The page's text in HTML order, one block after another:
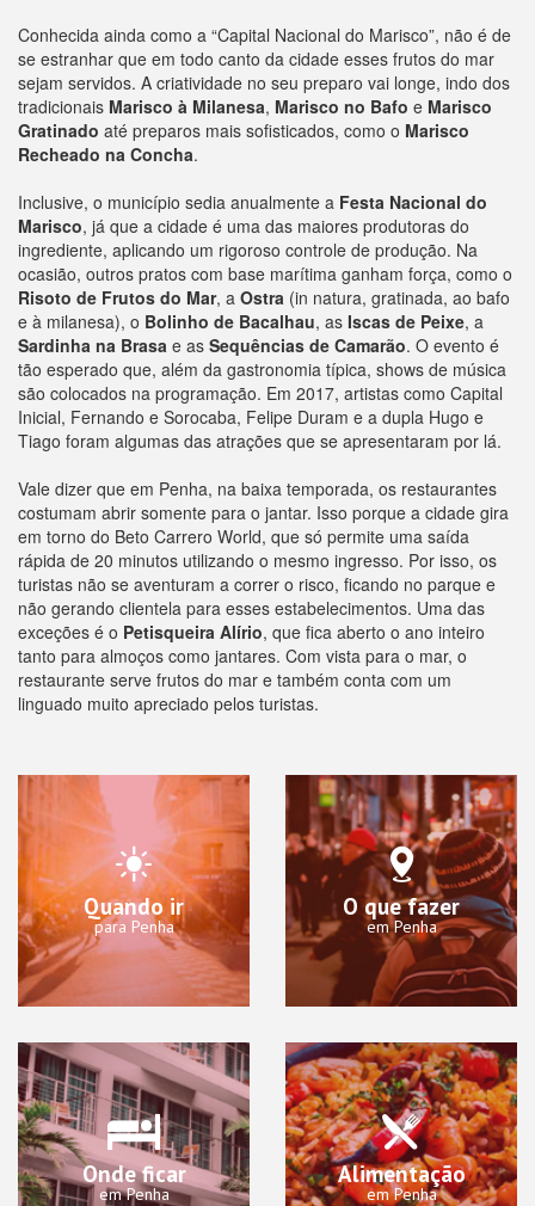
Conhecida ainda como a “Capital Nacional do Marisco”, não é de
se estranhar que em todo canto da cidade esses frutos do mar
sejam servidos. A criatividade no seu preparo vai longe, indo dos
tradicionais Marisco à Milanesa, Marisco no Bafo e Marisco
Gratinado até preparos mais sofisticados, como o Marisco
Recheado na Concha.
Inclusive, o município sedia anualmente a Festa Nacional do
Marisco, já que a cidade é uma das maiores produtoras do
ingrediente, aplicando um rigoroso controle de produção. Na
ocasião, outros pratos com base marítima ganham força, como o
Risoto de Frutos do Mar, a Ostra (in natura, gratinada, ao bafo
e à milanesa), o Bolinho de Bacalhau, as Iscas de Peixe, a
Sardinha na Brasa e as Sequências de Camarão. O evento é
tão esperado que, além da gastronomia típica, shows de música
são colocados na programação. Em 2017, artistas como Capital
Inicial, Fernando e Sorocaba, Felipe Duram e a dupla Hugo e
Tiago foram algumas das atrações que se apresentaram por lá.
Vale dizer que em Penha, na baixa temporada, os restaurantes
costumam abrir somente para o jantar. Isso porque a cidade gira
em torno do Beto Carrero World, que só permite uma saída
rápida de 20 minutos utilizando o mesmo ingresso. Por isso, os
turistas não se aventuram a correr o risco, ficando no parque e
não gerando clientela para esses estabelecimentos. Uma das
exceções é o Petisqueira Alírio, que fica aberto o ano inteiro
tanto para almoços como jantares. Com vista para o mar, o
restaurante serve frutos do mar e também conta com um
linguado muito apreciado pelos turistas.
Quando ir
para Penha
O que fazer
em Penha
Onde ficar
em Penha
Alimentação
em Penha